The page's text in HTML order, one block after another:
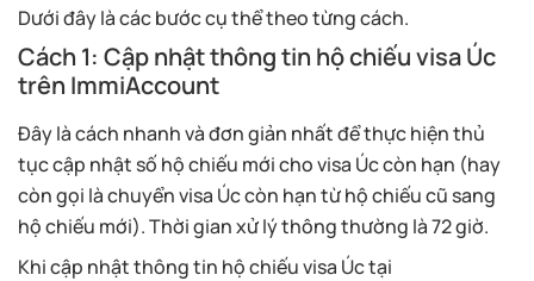
Dưới đây là các bước cụ thể theo từng cách.
Cách 1: Cập nhật thông tin hộ chiếu visa Úc
trên ImmiAccount
Đây là cách nhanh và đơn giản nhất để thực hiện thủ
tục cập nhật số hộ chiếu mới cho visa Úc còn hạn (hay
còn gọi là chuyển visa Úc còn hạn từ hộ chiếu cũ sang
hộ chiếu mới). Thời gian xử lý thông thường là 72 giờ.
Khi cập nhật thông tin hộ chiếu visa Úc tại